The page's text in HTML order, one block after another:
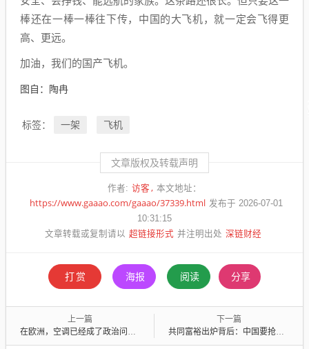
棒还在一棒一棒往下传，中国的大飞机，就一定会飞得更
高、更远。
加油，我们的国产飞机。
图自：陶冉
标签： 一架 飞机
文章版权及转载声明
作者: 访客 本文地址：
https://www.gaaao.com/gaaao/37339.html 发布于 2026-07-01
10:31:15
文章转载或复制请以 超链接形式 并注明出处 深链财经
打赏 海报 阅读 分享
上一篇
在欧洲，空调已经成了政治问题了
下一篇
共同富裕出炉背后：中国要抢在年轻人负面情绪全面爆发之前完成收入分配改革